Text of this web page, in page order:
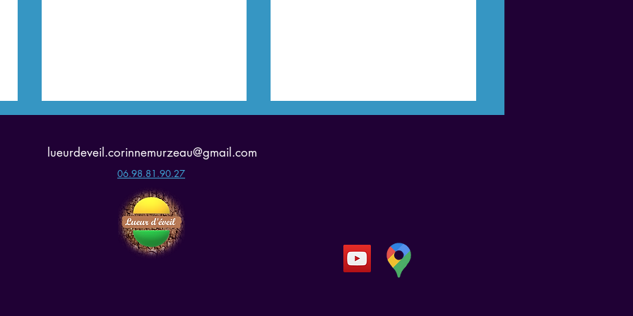
Comment faire face à la
trahison dans le couple ?
La solitude à deux : quand
l’amour devient silence
lueurdeveil.corinnemurzeau@gmail.com
06.98.81.90.27